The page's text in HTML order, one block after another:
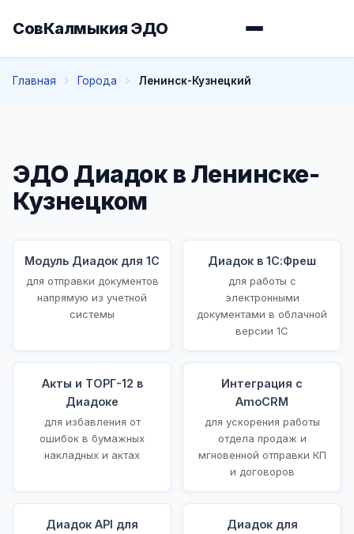
СовКалмыкия ЭДО
Главная Города Ленинск-Кузнецкий
ЭДО Диадок в Ленинске-
Кузнецком
Модуль Диадок для 1С
для отправки документов
напрямую из учетной
системы
Диадок в 1С:Фреш
для работы с
электронными
документами в облачной
версии 1С
Акты и ТОРГ-12 в
Диадоке
для избавления от
ошибок в бумажных
накладных и актах
Интеграция с
AmoCRM
для ускорения работы
отдела продаж и
мгновенной отправки КП
и договоров
Диадок API для
Диадок для